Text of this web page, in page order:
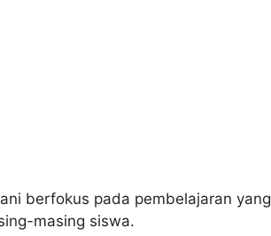
berfokus pada pembelajaran yang
masing siswa.